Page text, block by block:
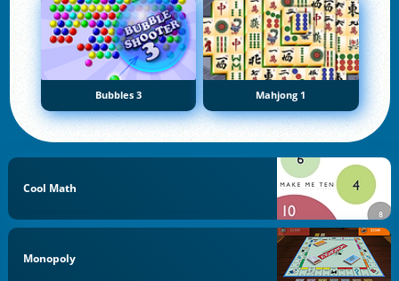
Bubbles 3 Mahjong 1
Cool Math
Monopoly